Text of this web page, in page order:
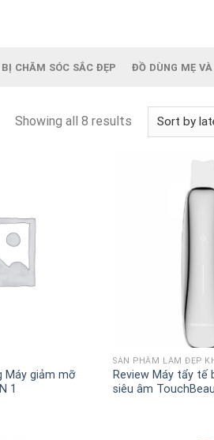
CHĂM SÓC SẮC ĐẸP ĐỒ DÙNG MẸ VÀ
Showing all 8 results
Máy giảm mỡ
1
SẢN PHẨM LÀM ĐẸP
Review Máy tẩy tế
siêu âm